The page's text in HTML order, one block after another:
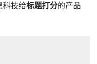
科技给标题打分的产品